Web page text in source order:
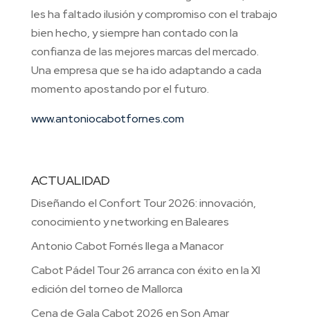
les ha faltado ilusión y compromiso con el trabajo
bien hecho, y siempre han contado con la
confianza de las mejores marcas del mercado.
Una empresa que se ha ido adaptando a cada
momento apostando por el futuro.
www.antoniocabotfornes.com
ACTUALIDAD
Diseñando el Confort Tour 2026: innovación,
conocimiento y networking en Baleares
Antonio Cabot Fornés llega a Manacor
Cabot Pádel Tour 26 arranca con éxito en la XI
edición del torneo de Mallorca
Cena de Gala Cabot 2026 en Son Amar